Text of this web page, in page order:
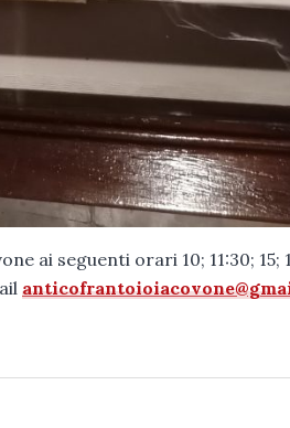
ai seguenti orari 10; 11:30; 15;